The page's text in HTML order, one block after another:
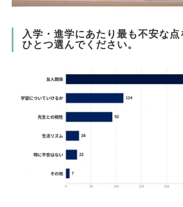
入学・進学にあたり最も不安な点
ひとつ選んでください。